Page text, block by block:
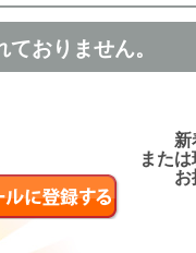
おりません。
新
また
お